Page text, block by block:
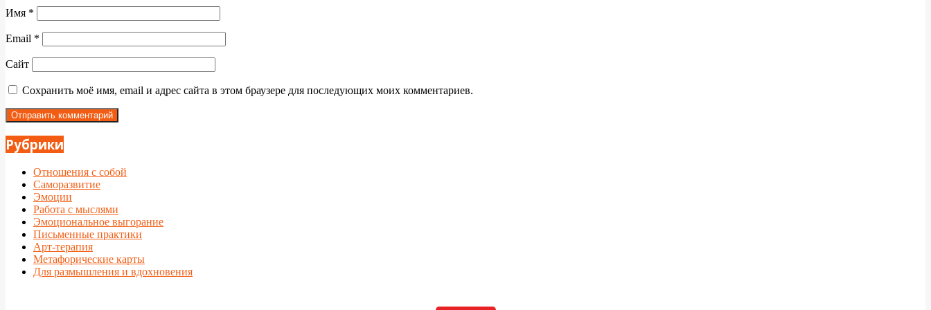
Имя *
Email *
Сайт
Сохранить моё имя, email и адрес сайта в этом браузере для последующих моих комментариев.
Рубрики
Отношения с собой
Саморазвитие
Эмоции
Работа с мыслями
Эмоциональное выгорание
Письменные практики
Арт-терапия
Метафорические карты
Для размышления и вдохновения